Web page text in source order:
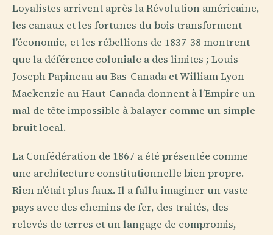
Loyalistes arrivent après la Révolution américaine,
les canaux et les fortunes du bois transforment
l’économie, et les rébellions de 1837-38 montrent
que la déférence coloniale a des limites ; Louis-
Joseph Papineau au Bas-Canada et William Lyon
Mackenzie au Haut-Canada donnent à l’Empire un
mal de tête impossible à balayer comme un simple
bruit local.
La Confédération de 1867 a été présentée comme
une architecture constitutionnelle bien propre.
Rien n’était plus faux. Il a fallu imaginer un vaste
pays avec des chemins de fer, des traités, des
relevés de terres et un langage de compromis,